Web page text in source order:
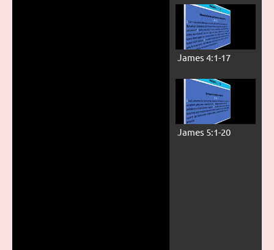
James 4:1-17
James 5:1-20